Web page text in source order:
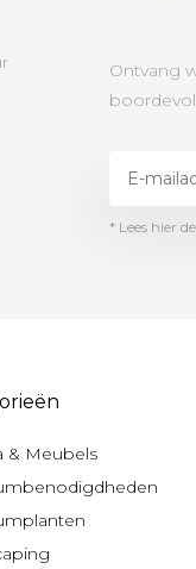
Ontvang
* Lees hier
& Meubels